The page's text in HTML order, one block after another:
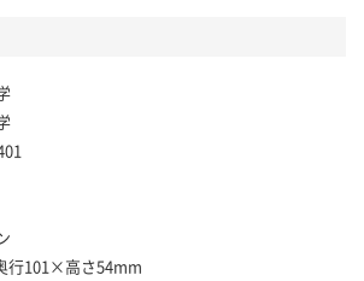
行101×高さ54mm